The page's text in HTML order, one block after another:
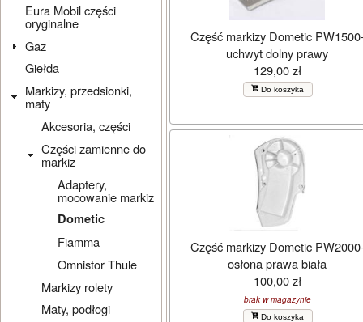
Eura Mobil części
oryginalne
Gaz
Giełda
Markizy, przedsionki,
maty
Akcesoria, części
Części zamienne do
markiz
Adaptery,
mocowanie markiz
Dometic
Fiamma
Omnistor Thule
Markizy rolety
Maty, podłogi
Część markizy Dometic
uchwyt dolny prawy
129,00 zł
Do koszyka
Część markizy Dometic
osłona prawa biała
100,00 zł
brak w magazynie
Do koszyka